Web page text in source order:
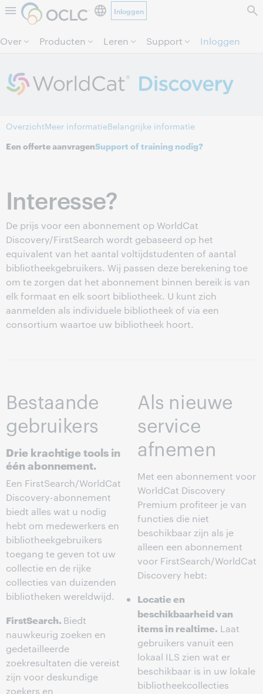
Direct door naar pagina.
Inloggen
Over Producten Leren Support Inloggen
OverzichtMeer informatieBelangrijke informatie
Een offerte aanvragenSupport of training nodig?
Interesse?
De prijs voor een abonnement op WorldCat
Discovery/FirstSearch wordt gebaseerd op het
equivalent van het aantal voltijdstudenten of aantal
bibliotheekgebruikers. Wij passen deze berekening toe
om te zorgen dat het abonnement binnen bereik is van
elk formaat en elk soort bibliotheek. U kunt zich
aanmelden als individuele bibliotheek of via een
consortium waartoe uw bibliotheek hoort.
Bestaande
gebruikers
Drie krachtige tools in
één abonnement.
Een FirstSearch/WorldCat
Discovery-abonnement
biedt alles wat u nodig
hebt om medewerkers en
bibliotheekgebruikers
toegang te geven tot uw
collectie en de rijke
collecties van duizenden
bibliotheken wereldwijd.
FirstSearch. Biedt
nauwkeurig zoeken en
gedetailleerde
zoekresultaten die vereist
zijn voor deskundige
zoekers en
Als nieuwe
service
afnemen
Met een abonnement voor
WorldCat Discovery
Premium profiteer je van
functies die niet
beschikbaar zijn als je
alleen een abonnement
voor FirstSearch/WorldCat
Discovery hebt:
Locatie en
beschikbaarheid van
items in realtime. Laat
gebruikers vanuit een
lokaal ILS zien wat er
beschikbaar is in uw lokale
bibliotheekcollecties